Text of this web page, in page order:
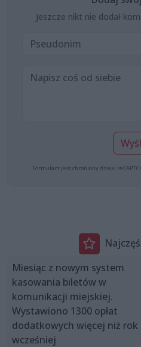
Jeszcze nikt nie dodał
Formularz jest chroniony dzięki
Miesiąc z nowym system
kasowania biletów w
komunikacji miejskiej.
Wystawiono 1300 opłat
dodatkowych więcej niż rok
wcześniej